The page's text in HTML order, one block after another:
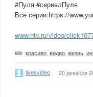
#Пуля #сериалПуля
Все серии:https://
www.ntv.ru/video/
красиво видео жизнь
livesvideo 20 декабря